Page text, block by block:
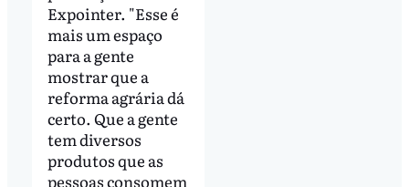
Expointer. "Esse é
mais um espaço
para a gente
mostrar que a
reforma agrária dá
certo. Que a gente
tem diversos
produtos que as
pessoas consomem